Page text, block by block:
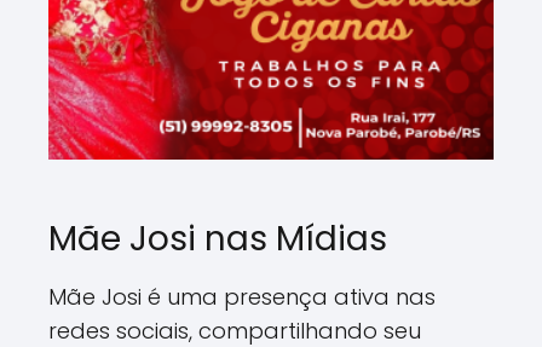
Mãe Josi nas Mídias
Mãe Josi é uma presença ativa nas
redes sociais, compartilhando seu